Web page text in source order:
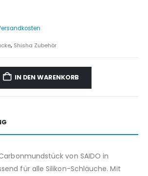
, Shisha Zubehör
IN DEN WARENKORB
von SAIDO in
für alle Silikon-Schläuche. Mit